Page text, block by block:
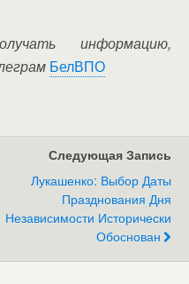
информацию,
БелВПО
Следующая Запись
Лукашенко: Выбор Даты
Празднования Дня
Независимости Исторически
Обоснован